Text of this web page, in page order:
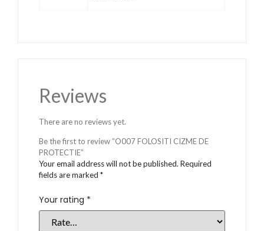
Reviews
There are no reviews yet.
Be the first to review “O007 FOLOSITI CIZME DE
PROTECTIE”
Your email address will not be published. Required
fields are marked *
Your rating *